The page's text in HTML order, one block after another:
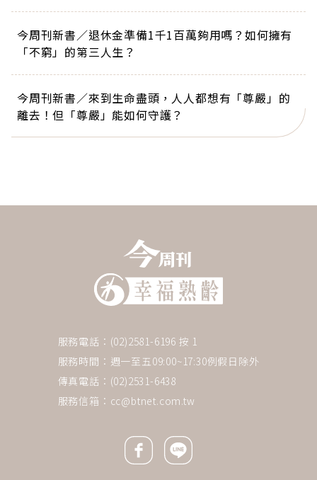
今周刊新書／退休金準備1千1百萬夠用嗎？如何擁有
「不窮」的第三人生？
今周刊新書／來到生命盡頭，人人都想有「尊嚴」的
離去！但「尊嚴」能如何守護？
服務電話：(02)2581-6196 按 1
服務時間：週一至五09:00~17:30例假日除外
傳真電話：(02)2531-6438
服務信箱： cc@btnet.com.tw
Facebook icon
Line icon